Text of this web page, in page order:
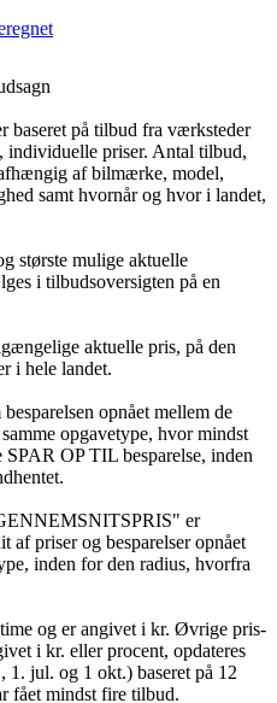
baseret på tilbud fra værksteder
individuelle priser. Antal tilbud,
af bilmærke, model,
samt hvornår og hvor i landet,
største mulige aktuelle
i tilbudsoversigten på en
aktuelle pris, på den
i hele landet.
opnået mellem de
opgavetype, hvor mindst
OP TIL besparelse, inden
er
af priser og besparelser opnået
inden for den radius, hvorfra
og er angivet i kr. Øvrige pris-
i kr. eller procent, opdateres
1. jul. og 1 okt.) baseret på 12
fået mindst fire tilbud.